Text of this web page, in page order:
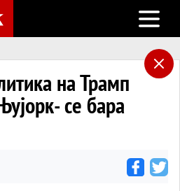
Open
на Трамп
се бара